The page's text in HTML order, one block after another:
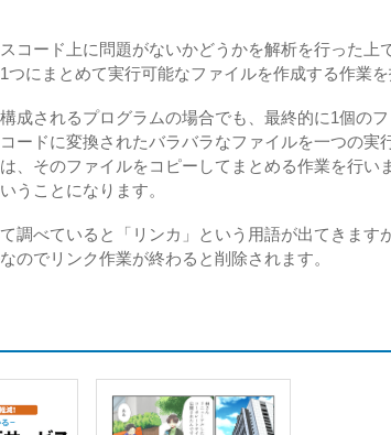
スコード上に問題がないかどうかを解析を行った
つにまとめて実行可能なファイルを作成する作業を
成されるプログラムの場合でも、最終的に1個の
ードに変換されたバラバラなファイルを一つの
、そのファイルをコピーしてまとめる作業を行
うことになります。
調べていると「リンカ」という用語が出てきま
のでリンク作業が終わると削除されます。